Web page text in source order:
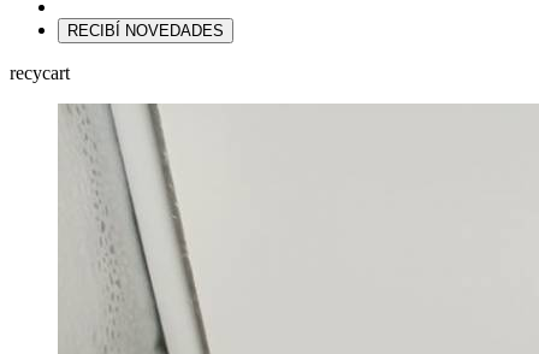
RECIBÍ NOVEDADES
recycart